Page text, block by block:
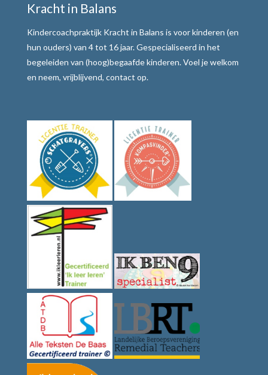
Weerbaar communiceren
Werkwijze
Alle teksten de baas
Kracht in Balans
Kindercoachpraktijk Kracht in Balans is voor kinderen (en
hun ouders) van 4 tot 16 jaar. Gespecialiseerd in het
begeleiden van (hoog)begaafde kinderen. Voel je welkom
en neem, vrijblijvend, contact op.